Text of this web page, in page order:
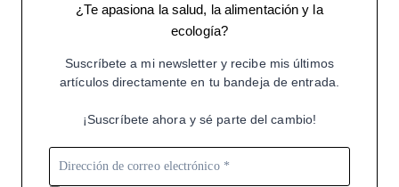
¿Te apasiona la salud, la alimentación y la
ecología?
Suscríbete a mi newsletter y recibe mis últimos
artículos directamente en tu bandeja de entrada.
¡Suscríbete ahora y sé parte del cambio!